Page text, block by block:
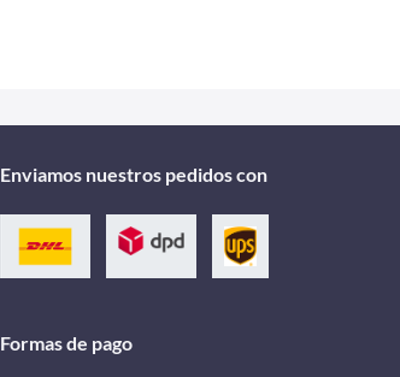
Enviamos nuestros pedidos con
Formas de pago